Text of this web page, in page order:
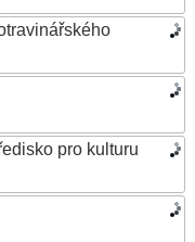
pro kulturu